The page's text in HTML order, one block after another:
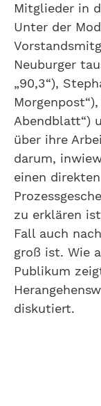
Mitglieder in
Unter der
Neuburger
„90,3“),
Abendblatt“)
über ihre
darum,
einen
zu erklären
Fall auch
groß ist. Wie
Publikum
diskutiert.